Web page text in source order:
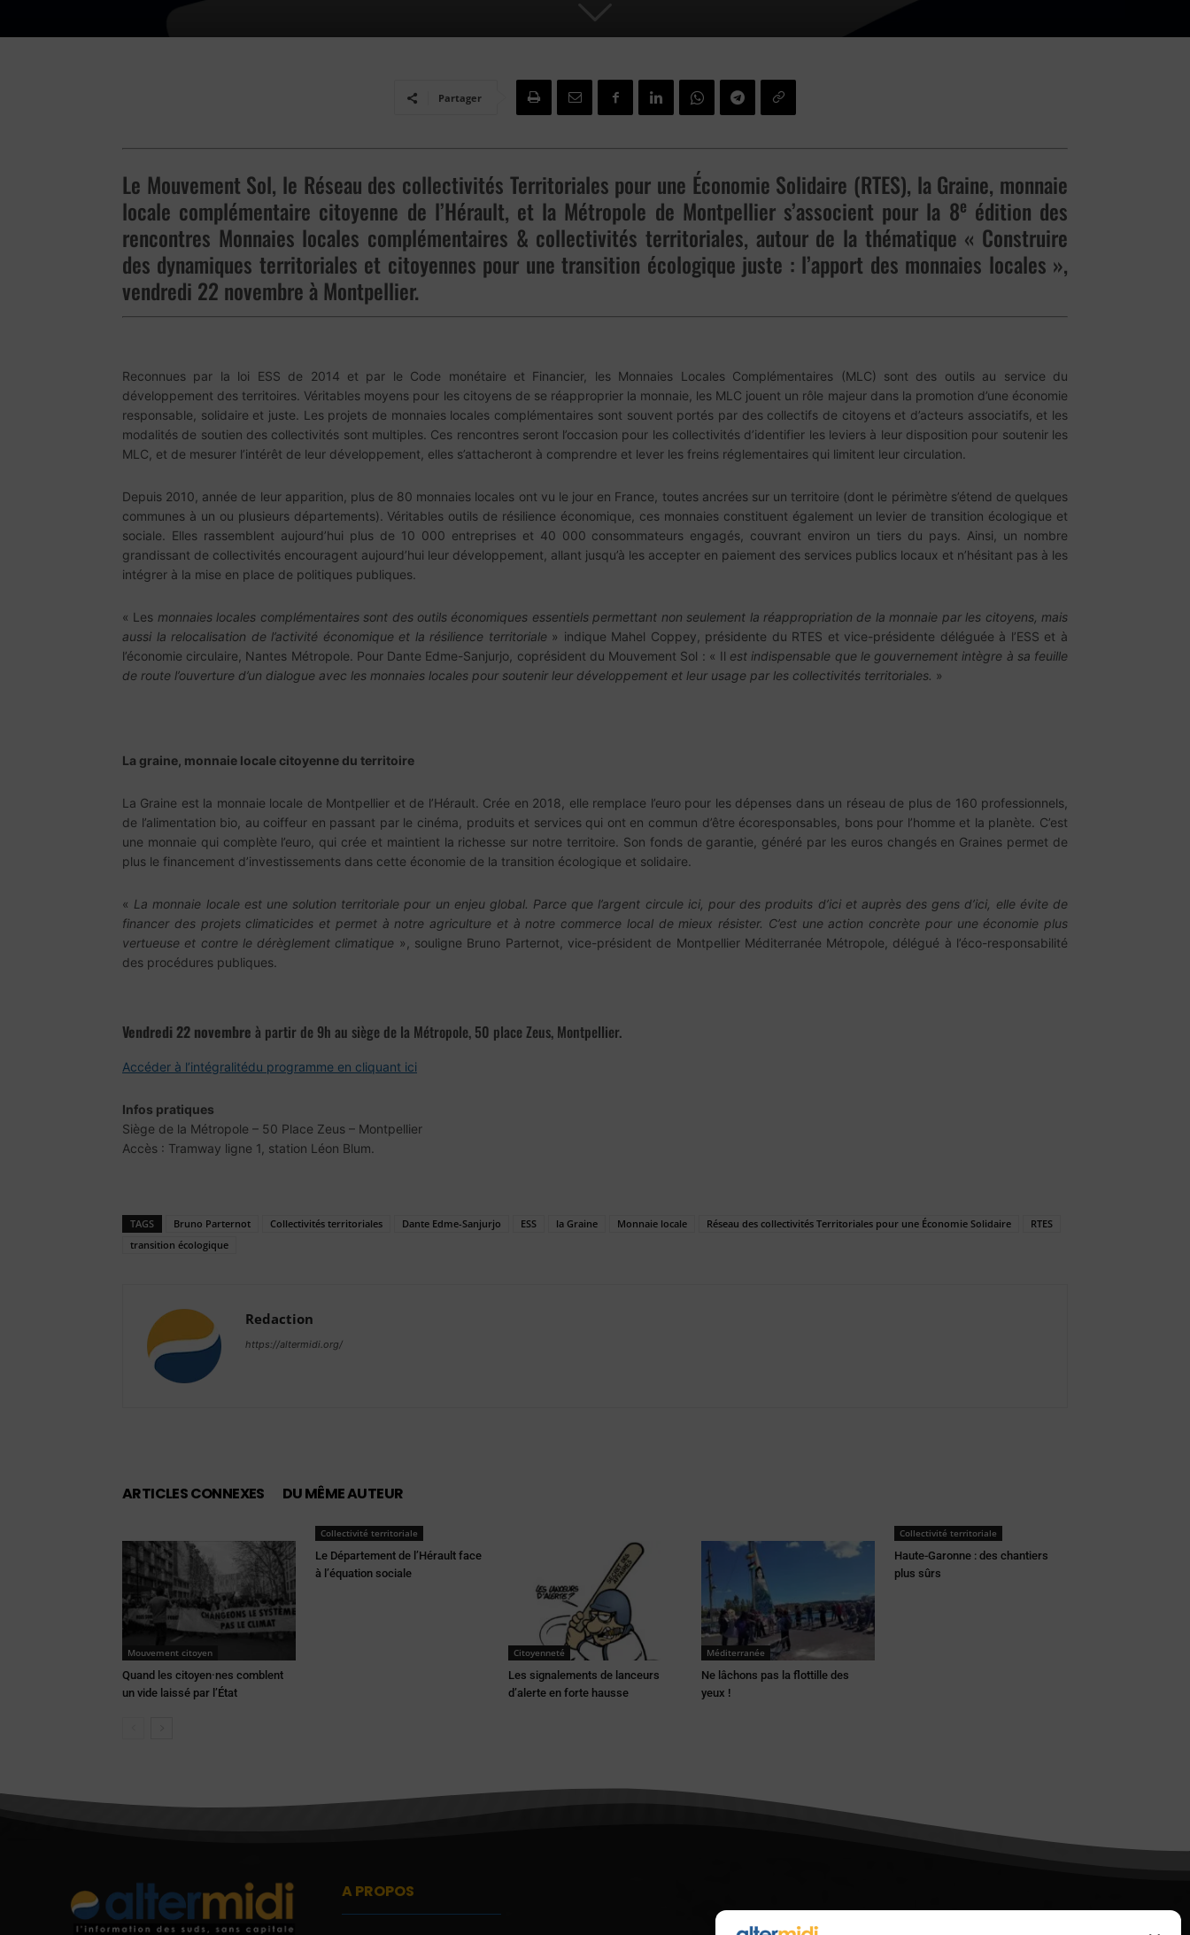
Partager
Le Mouvement Sol, le Réseau des collectivités Territoriales pour une Économie Solidaire (RTES), la Graine, monnaie
locale complémentaire citoyenne de l’Hérault, et la Métropole de Montpellier s’associent pour la 8e édition des
rencontres Monnaies locales complémentaires & collectivités territoriales, autour de la thématique « Construire
des dynamiques territoriales et citoyennes pour une transition écologique juste : l’apport des monnaies locales »,
vendredi 22 novembre à Montpellier.
Reconnues par la loi ESS de 2014 et par le Code monétaire et Financier, les Monnaies Locales Complémentaires (MLC) sont des outils au service du
développement des territoires. Véritables moyens pour les citoyens de se réapproprier la monnaie, les MLC jouent un rôle majeur dans la promotion d’une économie
responsable, solidaire et juste. Les projets de monnaies locales complémentaires sont souvent portés par des collectifs de citoyens et d’acteurs associatifs, et les
modalités de soutien des collectivités sont multiples. Ces rencontres seront l’occasion pour les collectivités d’identifier les leviers à leur disposition pour soutenir les
MLC, et de mesurer l’intérêt de leur développement, elles s’attacheront à comprendre et lever les freins réglementaires qui limitent leur circulation.
Depuis 2010, année de leur apparition, plus de 80 monnaies locales ont vu le jour en France, toutes ancrées sur un territoire (dont le périmètre s’étend de quelques
communes à un ou plusieurs départements). Véritables outils de résilience économique, ces monnaies constituent également un levier de transition écologique et
sociale. Elles rassemblent aujourd’hui plus de 10 000 entreprises et 40 000 consommateurs engagés, couvrant environ un tiers du pays. Ainsi, un nombre
grandissant de collectivités encouragent aujourd’hui leur développement, allant jusqu’à les accepter en paiement des services publics locaux et n’hésitant pas à les
intégrer à la mise en place de politiques publiques.
« Les monnaies locales complémentaires sont des outils économiques essentiels permettant non seulement la réappropriation de la monnaie par les citoyens, mais
aussi la relocalisation de l’activité économique et la résilience territoriale» indique Mahel Coppey, présidente du RTES et vice-présidente déléguée à l’ESS et à
l’économie circulaire, Nantes Métropole. Pour Dante Edme-Sanjurjo, coprésident du Mouvement Sol : « Il est indispensable que le gouvernement intègre à sa feuille
de route l’ouverture d’un dialogue avec les monnaies locales pour soutenir leur développement et leur usage par les collectivités territoriales. »
La graine, monnaie locale citoyenne du territoire
La Graine est la monnaie locale de Montpellier et de l’Hérault. Crée en 2018, elle remplace l’euro pour les dépenses dans un réseau de plus de 160 professionnels,
de l’alimentation bio, au coiffeur en passant par le cinéma, produits et services qui ont en commun d’être écoresponsables, bons pour l’homme et la planète. C’est
une monnaie qui complète l’euro, qui crée et maintient la richesse sur notre territoire. Son fonds de garantie, généré par les euros changés en Graines permet de
plus le financement d’investissements dans cette économie de la transition écologique et solidaire.
« La monnaie locale est une solution territoriale pour un enjeu global. Parce que l’argent circule ici, pour des produits d’ici et auprès des gens d’ici, elle évite de
financer des projets climaticides et permet à notre agriculture et à notre commerce local de mieux résister. C’est une action concrète pour une économie plus
vertueuse et contre le dérèglement climatique », souligne Bruno Parternot, vice-président de Montpellier Méditerranée Métropole, délégué à l’éco-responsabilité
des procédures publiques.
Vendredi 22 novembre à partir de 9h au siège de la Métropole, 50 place Zeus, Montpellier.
Accéder à l’intégralitédu programme en cliquant ici
Infos pratiques
Siège de la Métropole – 50 Place Zeus – Montpellier
Accès : Tramway ligne 1, station Léon Blum.
TAGS Bruno Parternot Collectivités territoriales Dante Edme-Sanjurjo ESS la Graine Monnaie locale Réseau des collectivités Territoriales pour une Économie Solidaire
RTES
transition écologique
Redaction
https://altermidi.org/
ARTICLES CONNEXES DU MÊME AUTEUR
Mouvement citoyen
Quand les citoyen·nes comblent
un vide laissé par l’État
Collectivité territoriale
Le Département de l’Hérault face
à l’équation sociale
Citoyenneté
Les signalements de lanceurs
d’alerte en forte hausse
Méditerranée
Ne lâchons pas la flottille des
yeux !
Collectivité territoriale
Haute-Garonne : des chantiers
plus sûrs
A PROPOS